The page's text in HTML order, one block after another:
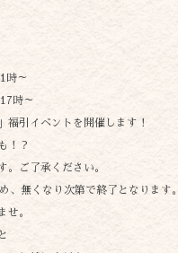
時～
時～
福引イベントを開催します！
！？
。ご了承ください。
、無くなり次第で終了となります。
せ。